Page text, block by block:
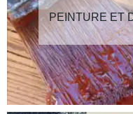
PEINTURE ET